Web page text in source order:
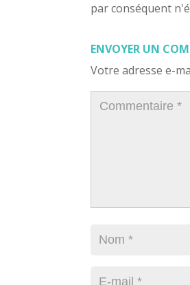
par conséquent
ENVOYER UN
Votre adresse e-